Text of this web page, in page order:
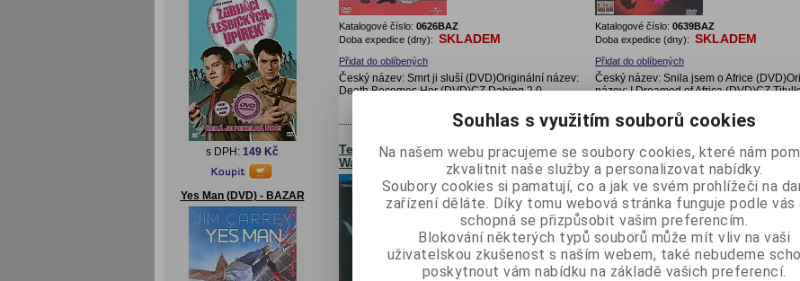
s DPH: 149 Kč
Yes Man (DVD) - BAZAR
Katalogové číslo: 0626BAZ
Doba expedice (dny): SKLADEM
Přidat do oblíbených
Český název: Smrt ji sluší (DVD)Originální název:
Death Becomes Her (DVD)CZ Dabing 2.0
Katalogové číslo: 0639BAZ
Doba expedice (dny): SKLADEM
Přidat do oblíbených
Český název: Snila jsem o Africe
název: I Dreamed of Africa (DVD)CZ
Ten, kdo mě hlídá (DVD) (Someone To
Watch Over Me) - BAZAR
Crash (DVD) "Spader" - bazar
Souhlas s využitím souborů cookies
Na našem webu pracujeme se soubory cookies, které nám
zkvalitnit naše služby a personalizovat nabídky.
Soubory cookies si pamatují, co a jak ve svém prohlížeči na
zařízení děláte. Díky tomu webová stránka funguje podle vás
schopná se přizpůsobit vašim preferencím.
Blokování některých typů souborů může mít vliv na vaši
uživatelskou zkušenost s naším webem, také nebudeme
poskytnout vám nabídku na základě vašich preferencí.